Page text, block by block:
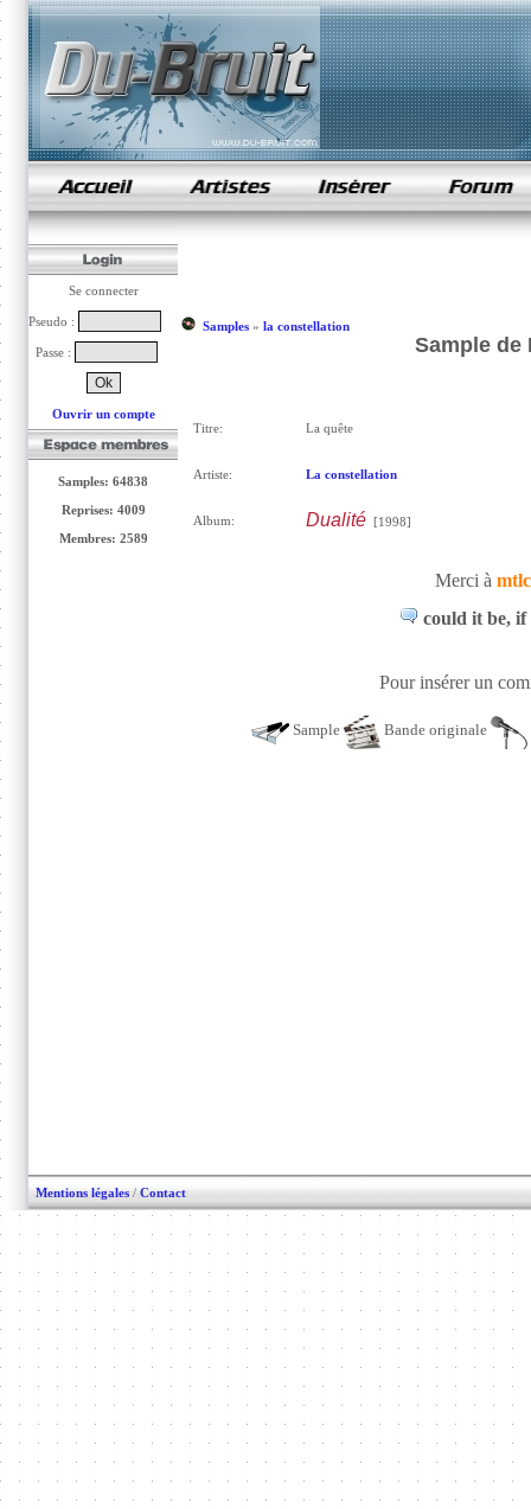
samples de rap
Se connecter
Pseudo :
Passe :
Ouvrir un compte
Samples: 64838
Reprises: 4009
Membres: 2589
Samples» la constellation
Sample de
Titre: La quête
Artiste: La constellation
Album: Dualité[1998]
Merci à
could it be, if
Pour insérer un
Sample Bande originale
Mentions légales / Contact